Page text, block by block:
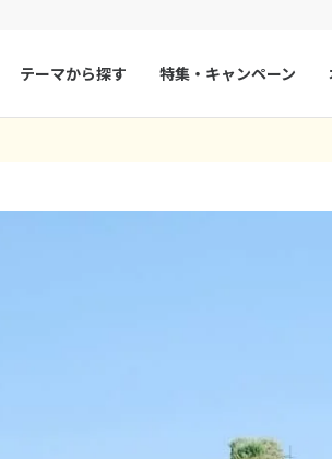
ブルガリア
テーマから探す 特集・キャンペーン